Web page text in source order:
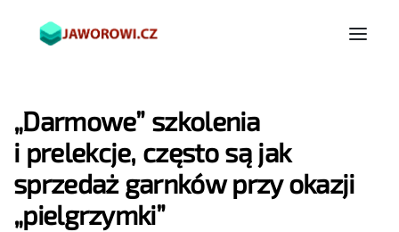
„Darmowe” szkolenia
i prelekcje, często są jak
sprzedaż garnków przy okazji
„pielgrzymki”